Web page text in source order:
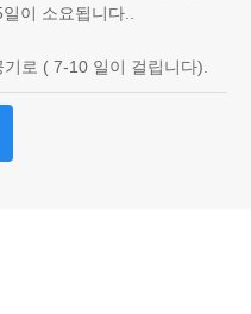
이 소요됩니다..
로 ( 7-10 일이 걸립니다).